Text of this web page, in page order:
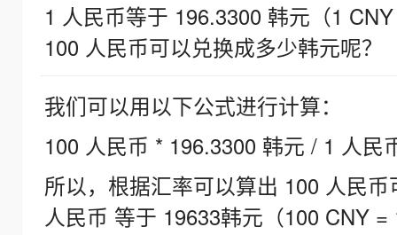
1 人民币等于 196.3300 韩元（1
100 人民币可以兑换成多少韩元呢？
我们可以用以下公式进行计算：
100 人民币 * 196.3300 韩元 / 1 人民
所以，根据汇率可以算出 100 人民
人民币 等于 19633韩元（100 CNY =